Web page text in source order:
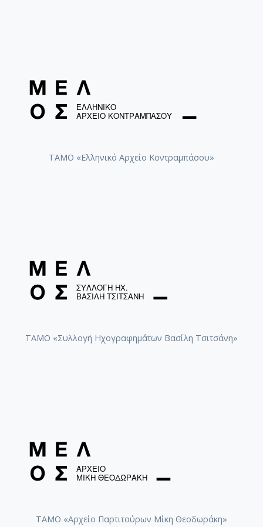
εγχόρδων) [Ατελείς παρτιτούρες]
ΤΑΜΟ «Ελληνικό Αρχείο Κοντραμπάσου»
ΤΑΜΟ «Συλλογή Ηχογραφημάτων Βασίλη Τσιτσάνη»
ΤΑΜΟ «Αρχείο Παρτιτούρων Μίκη Θεοδωράκη»